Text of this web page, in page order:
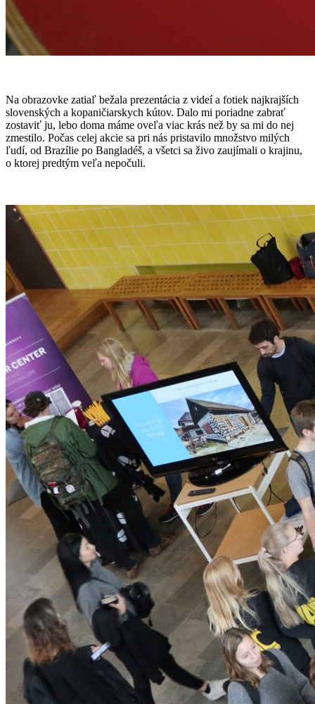
Na obrazovke zatiaľ bežala prezentácia z videí a fotiek najkrajších
slovenských a kopaničiarskych kútov. Dalo mi poriadne zabrať
zostaviť ju, lebo doma máme oveľa viac krás než by sa mi do nej
zmestilo. Počas celej akcie sa pri nás pristavilo množstvo milých
ľudí, od Brazílie po Bangladéš, a všetci sa živo zaujímali o krajinu,
o ktorej predtým veľa nepočuli.